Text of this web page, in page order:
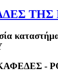
ΤΗΣ
ΚΑΦΕΔΕΣ